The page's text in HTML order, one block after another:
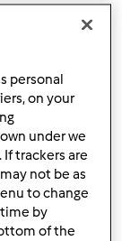
personal
on your
under we
trackers are
not be as
to change
by
of the